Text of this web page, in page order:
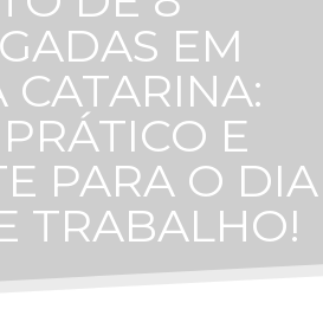
EM
CATARINA:
E
PARA O DIA
TRABALHO!